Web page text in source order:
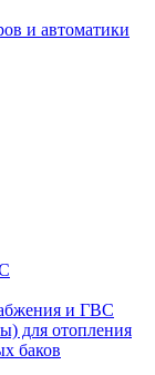
и автоматики
и ГВС
для отопления
баков